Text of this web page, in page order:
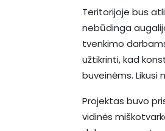
Teritorijoje bus
nebūdinga
tvenkimo
užtikrinti, kad
buveinėms.
Projektas buvo
vidinės